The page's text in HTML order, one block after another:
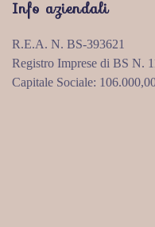
Info aziendali
R.E.A. N. BS-393621
Registro Imprese di BS N.
Capitale Sociale: